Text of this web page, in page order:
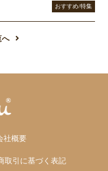
おすすめ/特集
へ
社概要
取引に基づく表記